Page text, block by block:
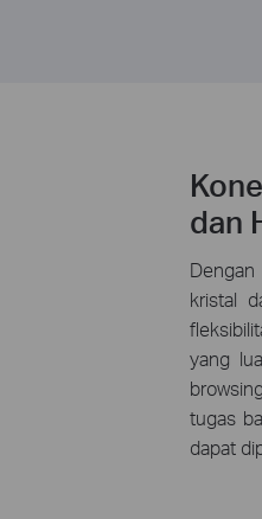
dan
kristal
yang
tugas
dapat